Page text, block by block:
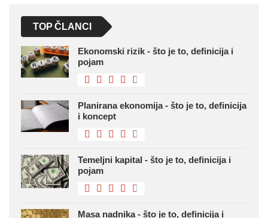
TOP ČLANCI
Ekonomski rizik - što je to, definicija i
pojam
Planirana ekonomija - što je to, definicija
i koncept
Temeljni kapital - što je to, definicija i
pojam
Masa nadnika - što je to, definicija i